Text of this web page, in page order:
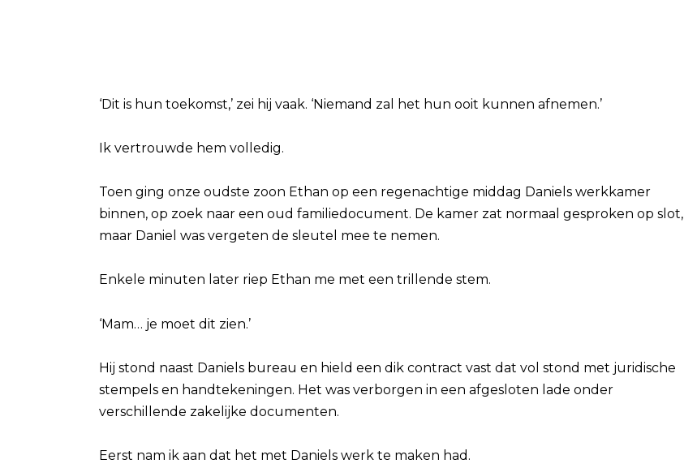
‘Dit is hun toekomst,’ zei hij vaak. ‘Niemand zal het hun ooit kunnen afnemen.’
Ik vertrouwde hem volledig.
Toen ging onze oudste zoon Ethan op een regenachtige middag Daniels werkkamer
binnen, op zoek naar een oud familiedocument. De kamer zat normaal gesproken op slot,
maar Daniel was vergeten de sleutel mee te nemen.
Enkele minuten later riep Ethan me met een trillende stem.
‘Mam… je moet dit zien.’
Hij stond naast Daniels bureau en hield een dik contract vast dat vol stond met juridische
stempels en handtekeningen. Het was verborgen in een afgesloten lade onder
verschillende zakelijke documenten.
Eerst nam ik aan dat het met Daniels werk te maken had.